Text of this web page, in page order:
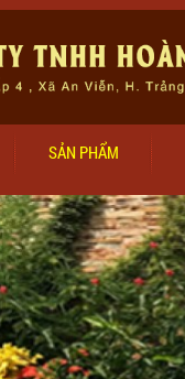
SẢN PHẨM